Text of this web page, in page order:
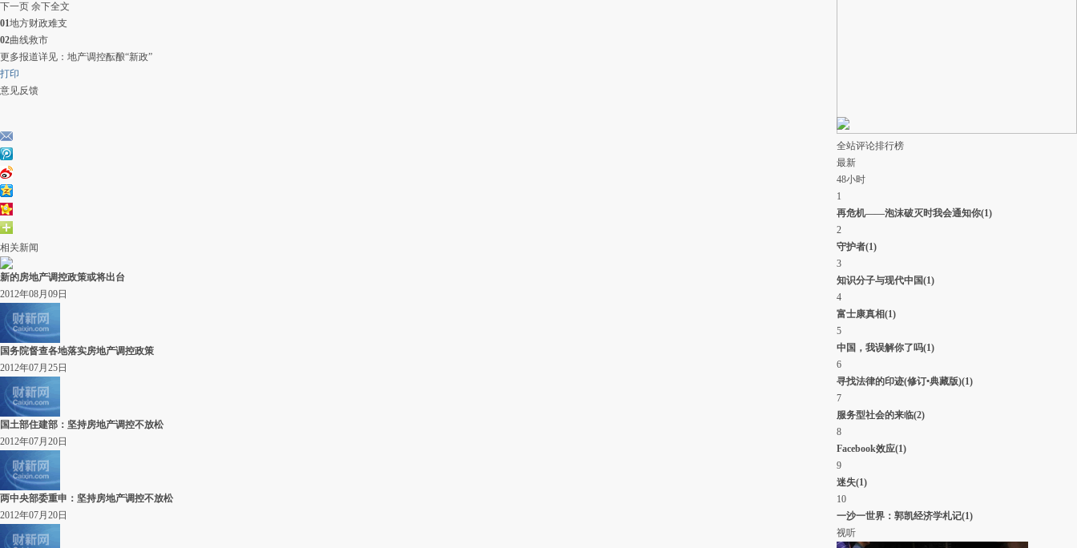
下一页 余下全文
01地方财政难支
02曲线救市
更多报道详见： 地产调控酝酿“新政”
打印
意见反馈
相关新闻
新的房地产调控政策或将出台
2012年08月09日
国务院督查各地落实房地产调控政策
2012年07月25日
国土部住建部：坚持房地产调控不放松
2012年07月20日
两中央部委重申：坚持房地产调控不放松
2012年07月20日
#财新雅安地震播报#财新记者牛光发回消息称，从雅安前
往芦山的高速和国道均有严格的交通管制。据雅安日报，
多条通往重灾区的路段实行临时交通管制。货车暂时不能
通行，为救援车辆让出生命通道。
04月21日 11:22
#财新雅安地震播报#财新记者陈宝成、谢海涛在从芦山县
通往芦山河大桥的路上目击，5辆装满武警的车辆、2辆救
护车被堵在路上近一个小时。道路狭窄，来自官方和民间
的救援车辆多，在这个十字路口乱成一团。选择步行的村
民亦在一定程度上加剧了交通拥堵。在通话中，救护车呼
啸声此起彼伏。 ( 财新记者
04月21日 11:06
#财新雅安地震播报#财新记者谢海涛、陈宝成目击，21日
上午10点左右，在芦山县城金华社区举行葬礼。地震中，
母亲罗文婧为了救熟睡的2岁儿子乐晨旭，双双遇难。今
日，几十个人抬着母亲黑色棺木在前，七八个人抬着儿子
白色棺木在后，多人将母子护送上山。十五六岁的大儿子
一路跪拜，父亲面色沉痛。
04月21日 10:51评论(0
#财新雅安地震播报#财新记者陈宝成、谢海涛从芦山县城
发回信息，目前路上非常拥堵，但已经有多架直升飞机前
来救援。10点30分左右，财新记者目击，四架直升飞机已
经起飞。
04月21日 10:36
#财新雅安地震播报#财新记者陈宝成、谢海涛从芦山县城
发来信息称，4月21日早上9点37分左右，他们经历了一场
全站评论排行榜
最新
48小时
1
再危机——泡沫破灭时我会通知你(1)
2
守护者(1)
3
知识分子与现代中国(1)
4
富士康真相(1)
5
中国，我误解你了吗(1)
6
寻找法律的印迹(修订•典藏版)(1)
7
服务型社会的来临(2)
8
Facebook效应(1)
9
迷失(1)
10
一沙一世界：郭凯经济学札记(1)
视听